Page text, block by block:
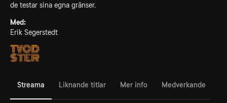
de testar sina egna gränser.
Med:
Erik Segerstedt
Streama Liknande titlar Mer info Medverkande